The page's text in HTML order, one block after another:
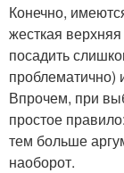
Конечно,
жесткая
посадить
проблематично)
Впрочем, при
простое
тем больше
наоборот.